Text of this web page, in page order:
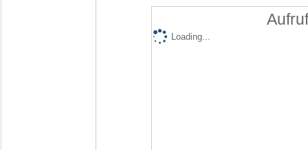
Loading...